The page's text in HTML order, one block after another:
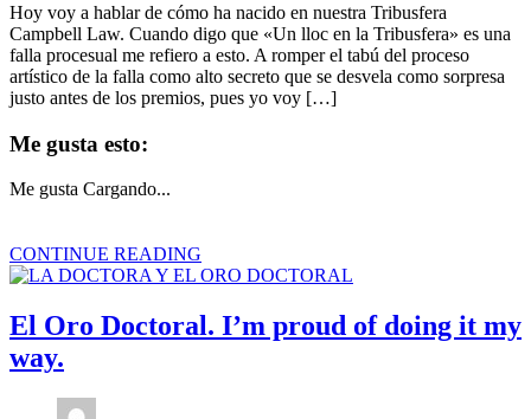
Hoy voy a hablar de cómo ha nacido en nuestra Tribusfera
Campbell Law. Cuando digo que «Un lloc en la Tribusfera» es una
falla procesual me refiero a esto. A romper el tabú del proceso
artístico de la falla como alto secreto que se desvela como sorpresa
justo antes de los premios, pues yo voy […]
Me gusta esto:
Me gusta Cargando...
CONTINUE READING
El Oro Doctoral. I’m proud of doing it my
way.